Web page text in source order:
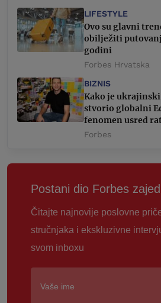
LIFESTYLE
Ovo su glavni
obilježiti
godini
Forbes Hrvatska
BIZNIS
Kako je
stvorio globalni
fenomen usred
Forbes
Postani dio Forbes
Čitajte najnovije poslovne
stručnjaka i ekskluzivne
svom inboxu